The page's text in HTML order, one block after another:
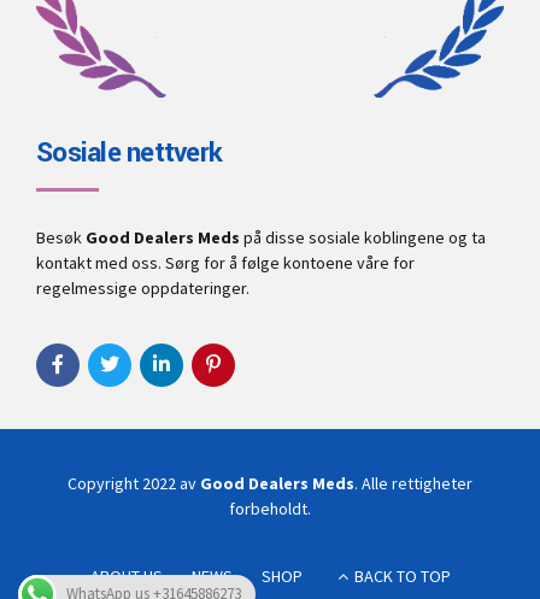
Sosiale nettverk
Besøk Good Dealers Meds på disse sosiale koblingene og ta
kontakt med oss. Sørg for å følge kontoene våre for
regelmessige oppdateringer.
Copyright 2022 av Good Dealers Meds. Alle rettigheter
forbeholdt.
ABOUT US NEWS SHOP BACK TO TOP
WhatsApp us +31645886273